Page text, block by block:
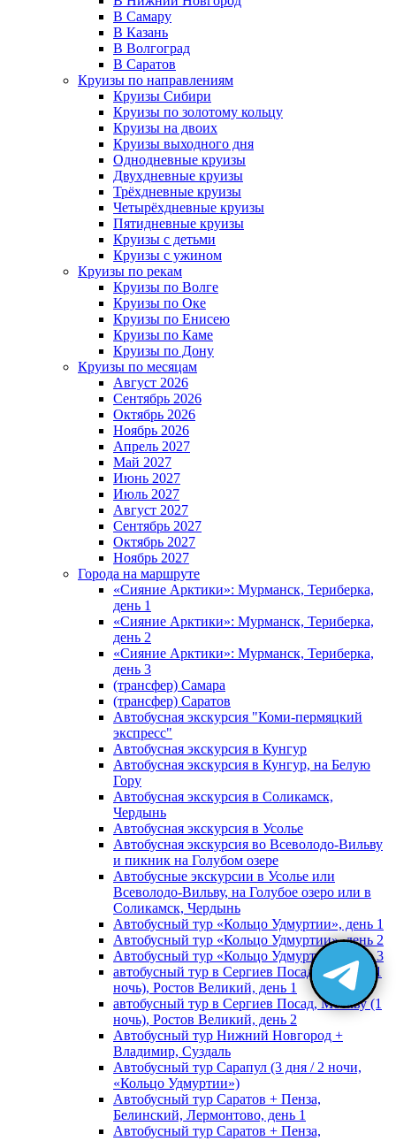
В Самару
В Казань
В Волгоград
В Саратов
Круизы по направлениям
Круизы Сибири
Круизы по золотому кольцу
Круизы на двоих
Круизы выходного дня
Однодневные круизы
Двухдневные круизы
Трёхдневные круизы
Четырёхдневные круизы
Пятидневные круизы
Круизы с детьми
Круизы с ужином
Круизы по рекам
Круизы по Волге
Круизы по Оке
Круизы по Енисею
Круизы по Каме
Круизы по Дону
Круизы по месяцам
Август 2026
Сентябрь 2026
Октябрь 2026
Ноябрь 2026
Апрель 2027
Май 2027
Июнь 2027
Июль 2027
Август 2027
Сентябрь 2027
Октябрь 2027
Ноябрь 2027
Города на маршруте
«Сияние Арктики»: Мурманск, Териберка,
день 1
«Сияние Арктики»: Мурманск, Териберка,
день 2
«Сияние Арктики»: Мурманск, Териберка,
день 3
(трансфер) Самара
(трансфер) Саратов
Автобусная экскурсия "Коми-пермяцкий
экспресс"
Автобусная экскурсия в Кунгур
Автобусная экскурсия в Кунгур, на Белую
Гору
Автобусная экскурсия в Соликамск,
Чердынь
Автобусная экскурсия в Усолье
Автобусная экскурсия во Всеволодо-Вильву
и пикник на Голубом озере
Автобусные экскурсии в Усолье или
Всеволодо-Вильву, на Голубое озеро или в
Соликамск, Чердынь
Автобусный тур «Кольцо Удмуртии», день 1
Автобусный тур «Кольцо Удмуртии», день 2
Автобусный тур «Кольцо Удмуртии», день 3
автобусный тур в Сергиев Посад, Москву (1
ночь), Ростов Великий, день 1
автобусный тур в Сергиев Посад, Москву (1
ночь), Ростов Великий, день 2
Автобусный тур Нижний Новгород +
Владимир, Суздаль
Автобусный тур Сарапул (3 дня / 2 ночи,
«Кольцо Удмуртии»)
Автобусный тур Саратов + Пенза,
Белинский, Лермонтово, день 1
Автобусный тур Саратов + Пенза,